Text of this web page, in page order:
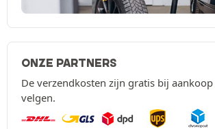
ONZE PARTNERS
De verzendkosten zijn gratis bij
velgen.